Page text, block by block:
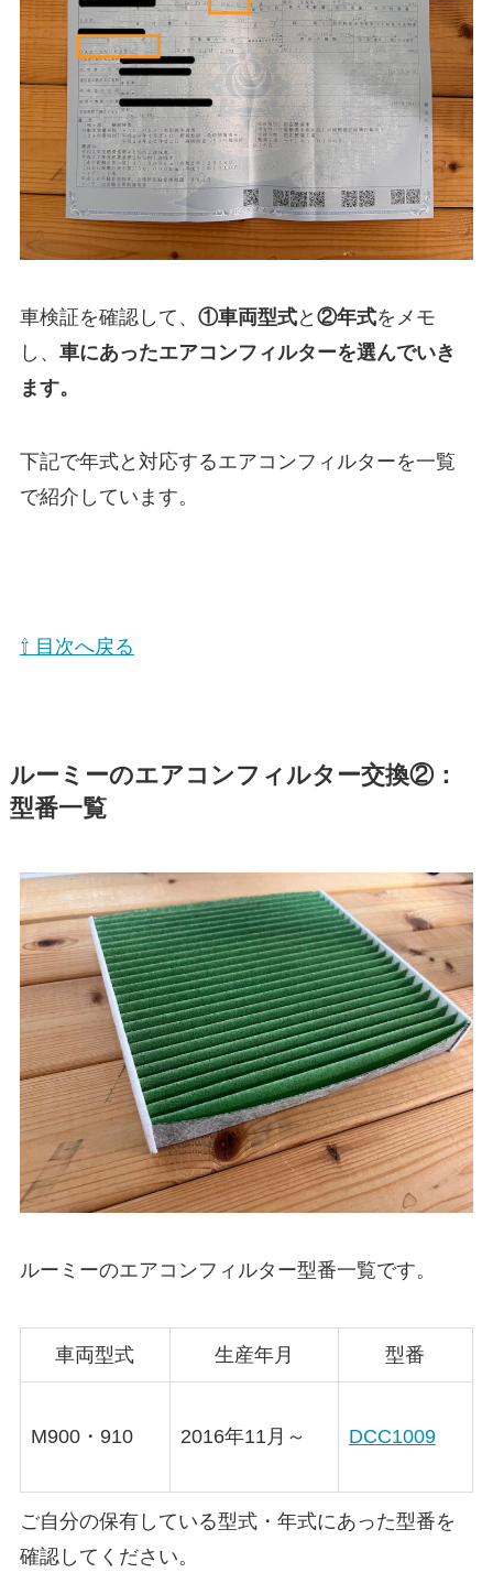
車検証を確認して、 ①車両型式と ②年式をメモ
し、 車にあったエアコンフィルターを選んでいき
ます。
下記で年式と対応するエアコンフィルターを一覧
で紹介しています。
⇧ 目次へ戻る
ルーミーのエアコンフィルター交換②：
型番一覧
ルーミーのエアコンフィルター型番一覧です。
車両型式 生産年月 型番
M900・910 2016年11月～ DCC1009
ご自分の保有している型式・年式にあった型番を
確認してください。